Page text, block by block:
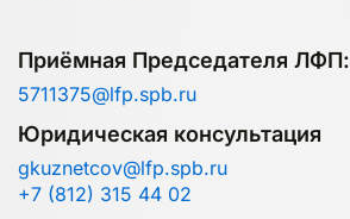
Приёмная Председателя ЛФП:
5711375@lfp.spb.ru
Юридическая консультация
gkuznetcov@lfp.spb.ru
+7 (812) 315 44 02